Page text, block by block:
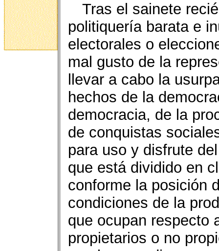
Tras el sainete
politiquería barata e
electorales o
mal gusto de la
llevar a cabo la
hechos de la
democracia, de la
de conquistas
para uso y disfrute
que está dividido en
conforme la posición
condiciones de la
que ocupan respecto
propietarios o no